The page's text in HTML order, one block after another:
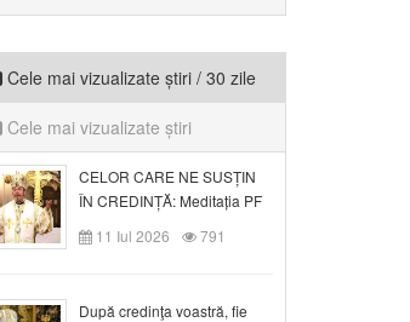
Cele mai vizualizate știri / 30 zile
Cele mai vizualizate știri
CELOR CARE NE SUSȚIN
ÎN CREDINȚĂ: Meditația PF
Claudiu la Duminica a VI-a
după Rusalii
11 Iul 2026 791
După credinţa voastră, fie